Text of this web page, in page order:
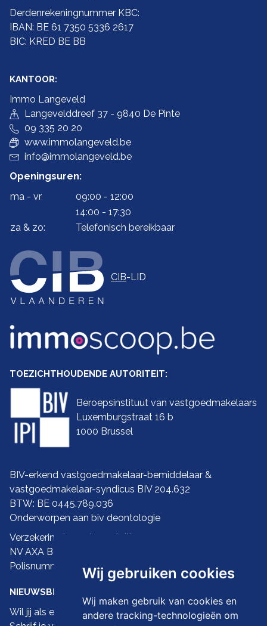
Wij gebruiken cookies
Wij maken gebruik van cookies en
andere tracking-technologieën om
Derdenrekeningnummer KBC:
IBAN: BE 61 7350 5336 2617
BIC: KRED BE BB
KANTOOR:
Immo Langeveld
Langevelddreef 37 - 9840 De Pinte
09 335 20 20
www.immolangeveld.be
info@immolangeveld.be
Openingsuren:
ma - vr
09:00 - 12:00
14:00 - 17:30
za & zo:
Telefonisch bereikbaar
CIB-LID
TOEZICHTHOUDENDE AUTORITEIT:
Beroepsinstituut van vastgoedmakelaars
Luxemburgstraat 16 b
1000 Brussel
BIV-erkend vastgoedmakelaar-bemiddelaar &
vastgoedmakelaar-syndicus BIV 204.632
BTW: BE 0445.789.036
Onderworpen aan biv deontologie
Verzekering ba en borgstelling:
NV AXA Belgium
Polisnummer 730.390.160
NIEUWSBRIEF
Wil jij als eerste de nieuwste droomwoningen zien?